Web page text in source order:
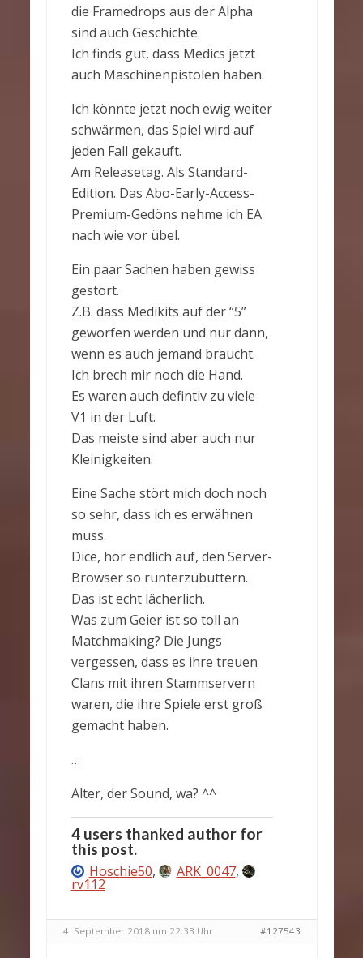
die Framedrops aus der Alpha
sind auch Geschichte.
Ich finds gut, dass Medics jetzt
auch Maschinenpistolen haben.
Ich könnte jetzt noch ewig weiter
schwärmen, das Spiel wird auf
jeden Fall gekauft.
Am Releasetag. Als Standard-
Edition. Das Abo-Early-Access-
Premium-Gedöns nehme ich EA
nach wie vor übel.
Ein paar Sachen haben gewiss
gestört.
Z.B. dass Medikits auf der “5”
geworfen werden und nur dann,
wenn es auch jemand braucht.
Ich brech mir noch die Hand.
Es waren auch defintiv zu viele
V1 in der Luft.
Das meiste sind aber auch nur
Kleinigkeiten.
Eine Sache stört mich doch noch
so sehr, dass ich es erwähnen
muss.
Dice, hör endlich auf, den Server-
Browser so runterzubuttern.
Das ist echt lächerlich.
Was zum Geier ist so toll an
Matchmaking? Die Jungs
vergessen, dass es ihre treuen
Clans mit ihren Stammservern
waren, die ihre Spiele erst groß
gemacht haben.
…
Alter, der Sound, wa? ^^
4 users thanked author for
this post.
Hoschie50, ARK_0047,
rv112
4. September 2018 um 22:33 Uhr #127543